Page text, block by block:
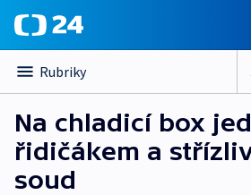
Rubriky
Na chladicí box
řidičákem a
soud